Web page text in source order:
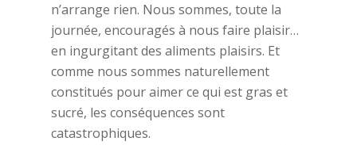
n’arrange rien. Nous sommes, toute la
journée, encouragés à nous faire plaisir…
en ingurgitant des aliments plaisirs. Et
comme nous sommes naturellement
constitués pour aimer ce qui est gras et
sucré, les conséquences sont
catastrophiques.